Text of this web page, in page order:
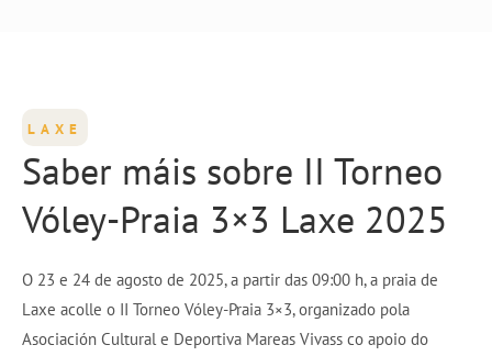
LAXE
Saber máis sobre II Torneo
Vóley-Praia 3×3 Laxe 2025
O 23 e 24 de agosto de 2025, a partir das 09:00 h, a praia de
Laxe acolle o II Torneo Vóley-Praia 3×3, organizado pola
Asociación Cultural e Deportiva Mareas Vivass co apoio do